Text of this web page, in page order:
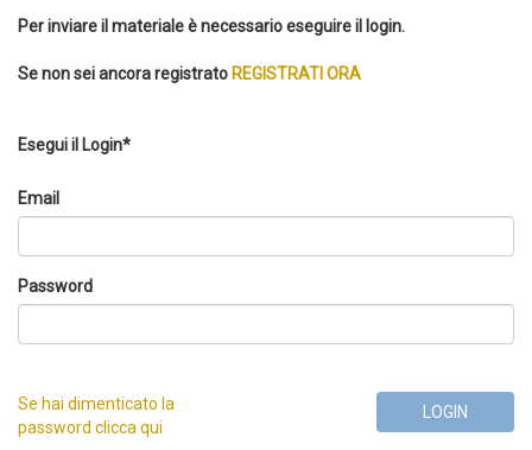
Per inviare il materiale è necessario eseguire il login.
Se non sei ancora registrato REGISTRATI ORA
Esegui il Login*
Email
Password
Se hai dimenticato la
password clicca qui
LOGIN